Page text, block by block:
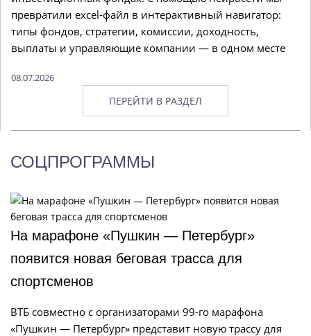
превратили excel-файл в интерактивный навигатор:
типы фондов, стратегии, комиссии, доходность,
выплаты и управляющие компании — в одном месте
08.07.2026
ПЕРЕЙТИ В РАЗДЕЛ
СОЦПРОГРАММЫ
На марафоне «Пушкин — Петербург»
появится новая беговая трасса для
спортсменов
ВТБ совместно с организаторами 99-го марафона
«Пушкин — Петербург» представит новую трассу для